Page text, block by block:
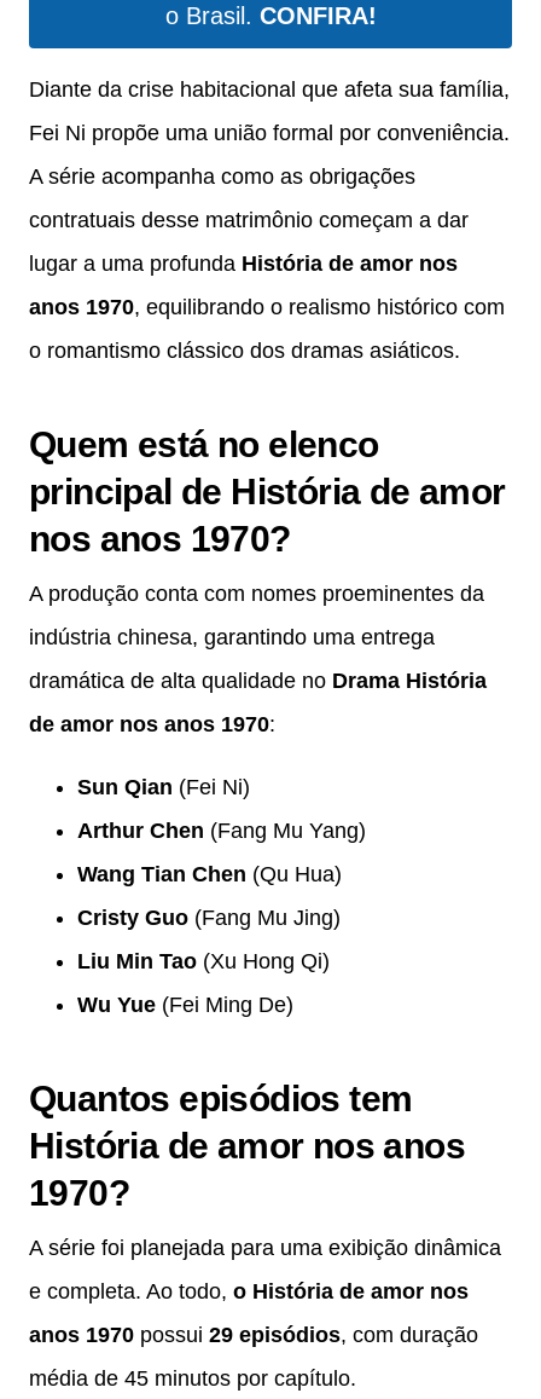
o Brasil. CONFIRA!
Diante da crise habitacional que afeta sua família,
Fei Ni propõe uma união formal por conveniência.
A série acompanha como as obrigações
contratuais desse matrimônio começam a dar
lugar a uma profunda História de amor nos
anos 1970, equilibrando o realismo histórico com
o romantismo clássico dos dramas asiáticos.
Quem está no elenco
principal de História de amor
nos anos 1970?
A produção conta com nomes proeminentes da
indústria chinesa, garantindo uma entrega
dramática de alta qualidade no Drama História
de amor nos anos 1970:
Sun Qian (Fei Ni)
Arthur Chen (Fang Mu Yang)
Wang Tian Chen (Qu Hua)
Cristy Guo (Fang Mu Jing)
Liu Min Tao (Xu Hong Qi)
Wu Yue (Fei Ming De)
Quantos episódios tem
História de amor nos anos
1970?
A série foi planejada para uma exibição dinâmica
e completa. Ao todo, o História de amor nos
anos 1970 possui 29 episódios, com duração
média de 45 minutos por capítulo.